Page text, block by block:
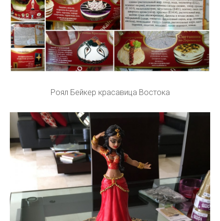
Роял Бейкер красавица Востока